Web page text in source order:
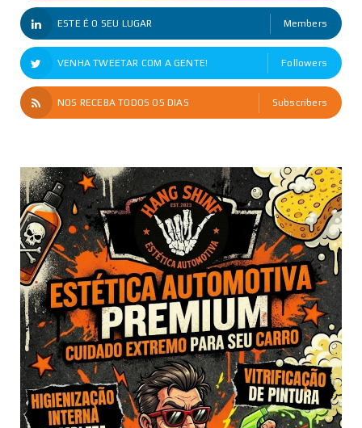
ESTE É O SEU LUGAR Members
VENHA TWEETAR COM A GENTE! Followers
NOS RECEBA TODOS OS DIAS Subscribers